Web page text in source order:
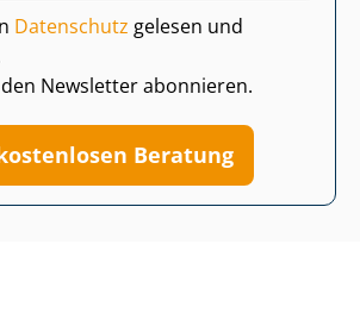
Datenschutz gelesen und
Newsletter abonnieren.
Beratung